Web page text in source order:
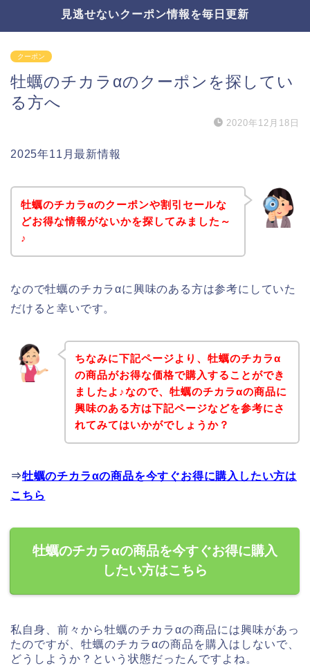
見逃せないクーポン情報を毎日更新
クーポン
牡蠣のチカラαのクーポンを探してい
る方へ
2020年12月18日
2025年11月最新情報
牡蠣のチカラαのクーポンや割引セールな
どお得な情報がないかを探してみました～
♪
なので牡蠣のチカラαに興味のある方は参考にしていた
だけると幸いです。
ちなみに下記ページより、牡蠣のチカラα
の商品がお得な価格で購入することができ
ましたよ♪なので、牡蠣のチカラαの商品に
興味のある方は下記ページなどを参考にさ
れてみてはいかがでしょうか？
⇒牡蠣のチカラαの商品を今すぐお得に購入したい方は
こちら
牡蠣のチカラαの商品を今すぐお得に購入
したい方はこちら
私自身、前々から牡蠣のチカラαの商品には興味があっ
たのですが、牡蠣のチカラαの商品を購入はしないで、
どうしようか？という状態だったんですよね。